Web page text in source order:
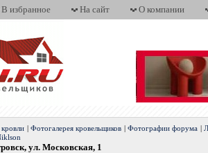
В избранное На сайт О компании
Фотогалерея кровельщиков Фотографии форума
ул. Московская, 1